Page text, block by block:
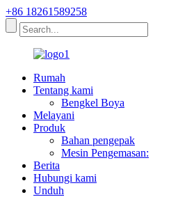
+86 18261589258
Rumah
Tentang kami
Bengkel Boya
Melayani
Produk
Bahan pengepak
Mesin Pengemasan:
Berita
Hubungi kami
Unduh